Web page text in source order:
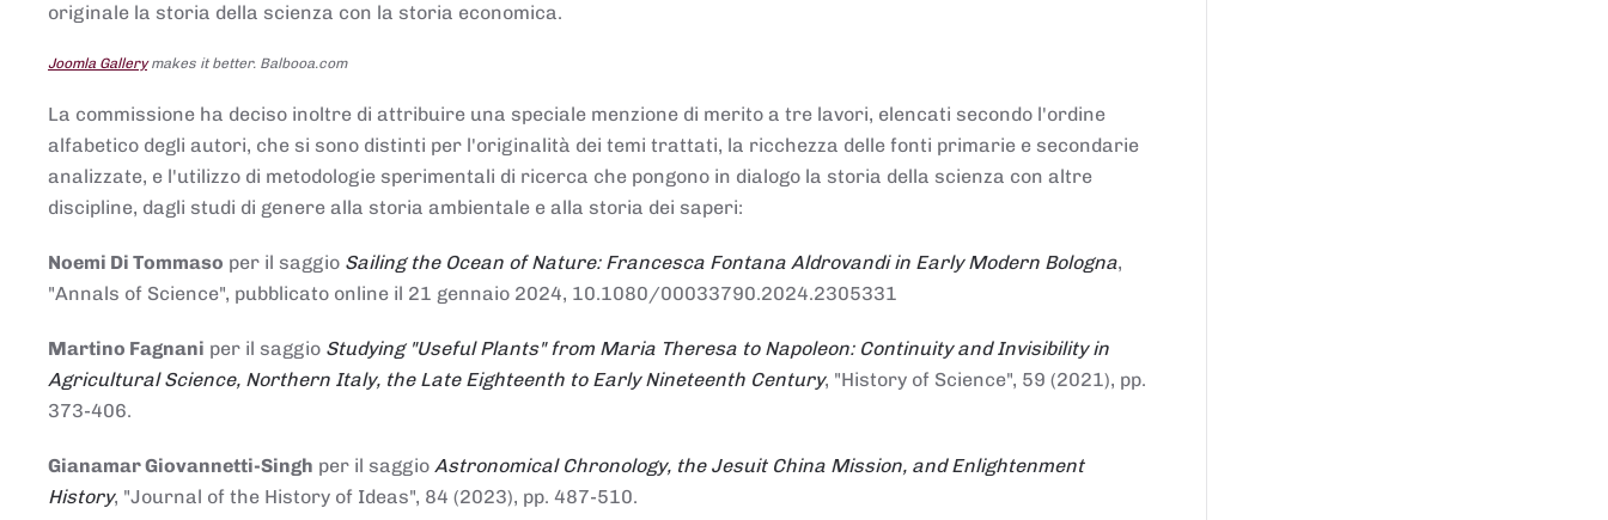
originale la storia della scienza con la storia economica.
Joomla Gallerymakes it better. Balbooa.com
La commissione ha deciso inoltre di attribuire una speciale menzione di merito a tre lavori, elencati secondo l'ordine
alfabetico degli autori, che si sono distinti per l'originalità dei temi trattati, la ricchezza delle fonti primarie e secondarie
analizzate, e l'utilizzo di metodologie sperimentali di ricerca che pongono in dialogo la storia della scienza con altre
discipline, dagli studi di genere alla storia ambientale e alla storia dei saperi:
Noemi Di Tommaso per il saggio Sailing the Ocean of Nature: Francesca Fontana Aldrovandi in Early Modern Bologna,
"Annals of Science", pubblicato online il 21 gennaio 2024, 10.1080/00033790.2024.2305331
Martino Fagnani per il saggio Studying "Useful Plants" from Maria Theresa to Napoleon: Continuity and Invisibility in
Agricultural Science, Northern Italy, the Late Eighteenth to Early Nineteenth Century, "History of Science", 59 (2021), pp.
373-406.
Gianamar Giovannetti-Singh per il saggio Astronomical Chronology, the Jesuit China Mission, and Enlightenment
History, "Journal of the History of Ideas", 84 (2023), pp. 487-510.